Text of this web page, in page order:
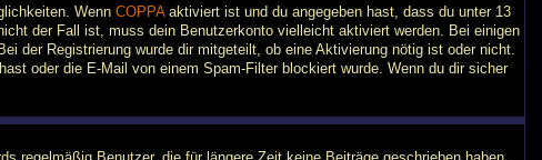
Wenn COPPAaktiviert ist und du angegeben hast, dass du unter 13
der Fall ist, muss dein Benutzerkonto vielleicht aktiviert werden. Bei einigen
der Registrierung wurde dir mitgeteilt, ob eine Aktivierung nötig ist oder nicht.
oder die E-Mail von einem Spam-Filter blockiert wurde. Wenn du dir sicher